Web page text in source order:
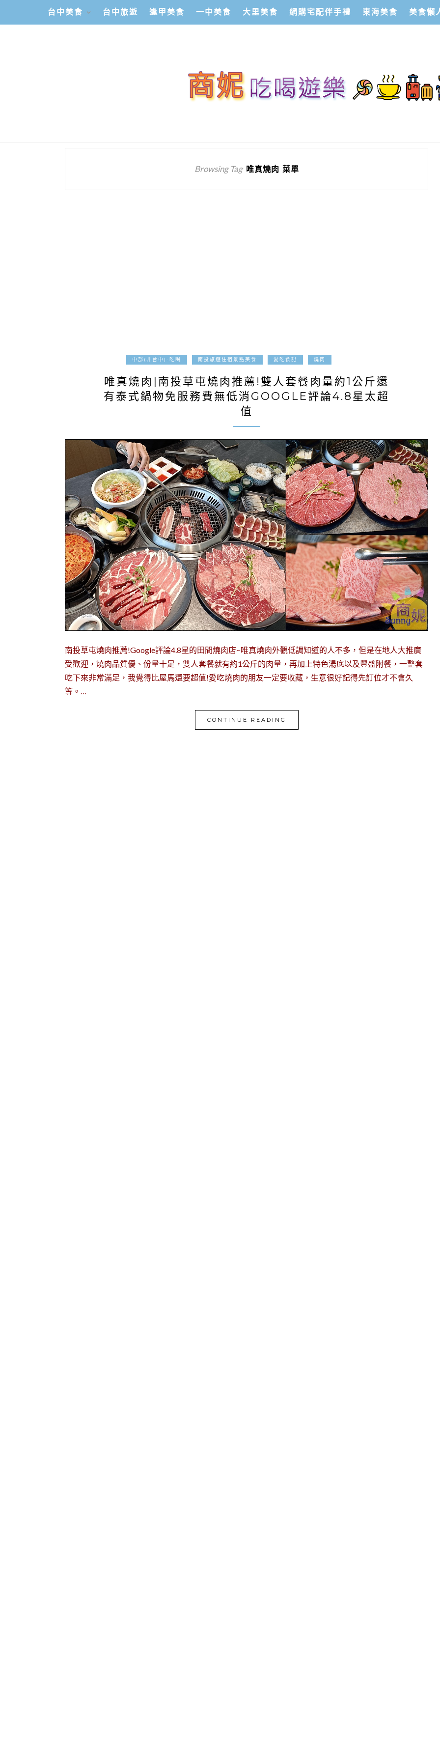
台中美食 台中旅遊 逢甲美食 一中美食 大里美食 網購宅配伴手禮 東海美食 美食懶
Browsing Tag 唯真燒肉 菜單
中部(非台中)-吃喝 南投旅遊住宿景點美食 愛吃食記 燒肉
唯真燒肉|南投草屯燒肉推薦!雙人套餐肉量約1公斤還
有泰式鍋物免服務費無低消GOOGLE評論4.8星太超
值
南投草屯燒肉推薦!Google評論4.8星的田間燒肉店~唯真燒肉外觀低調知道的人不多，但是在地人大推廣
受歡迎，燒肉品質優、份量十足，雙人套餐就有約1公斤的肉量，再加上特色湯底以及豐盛附餐，一整套
吃下來非常滿足，我覺得比屋馬還要超值!愛吃燒肉的朋友一定要收藏，生意很好記得先訂位才不會久
等。…
CONTINUE READING